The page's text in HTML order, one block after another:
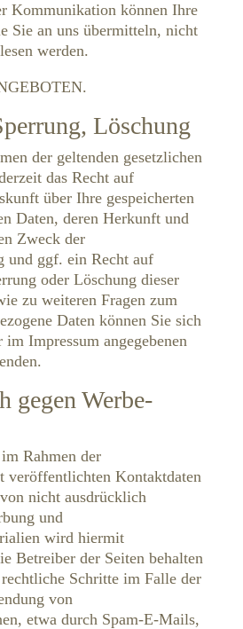
Kommunikation können Ihre
Sie an uns übermitteln, nicht
werden.
Löschung
der geltenden gesetzlichen
das Recht auf
über Ihre gespeicherten
Daten, deren Herkunft und
Zweck der
und ggf. ein Recht auf
oder Löschung dieser
zu weiteren Fragen zum
Daten können Sie sich
Impressum angegebenen
gegen Werbe-
Rahmen der
veröffentlichten Kontaktdaten
nicht ausdrücklich
und
wird hiermit
Betreiber der Seiten behalten
Schritte im Falle der
von
etwa durch Spam-E-Mails,